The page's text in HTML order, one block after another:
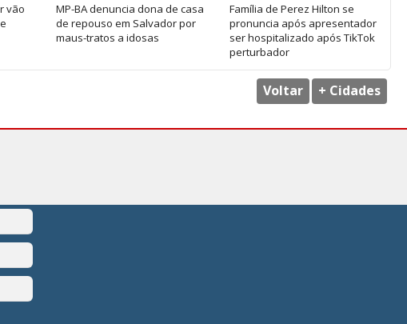
vão
MP-BA denuncia dona de casa
de repouso em Salvador por
maus-tratos a idosas
Família de Perez Hilton se
pronuncia após apresentador
ser hospitalizado após TikTok
perturbador
Voltar + Cidades